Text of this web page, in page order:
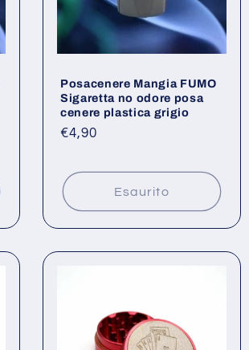
Posacenere Mangia FUMO
Sigaretta no odore posa
cenere plastica grigio
Prezzo
listino
€4,90
Esaurito